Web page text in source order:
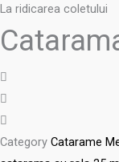
La ridicarea coletului
Category Catarame